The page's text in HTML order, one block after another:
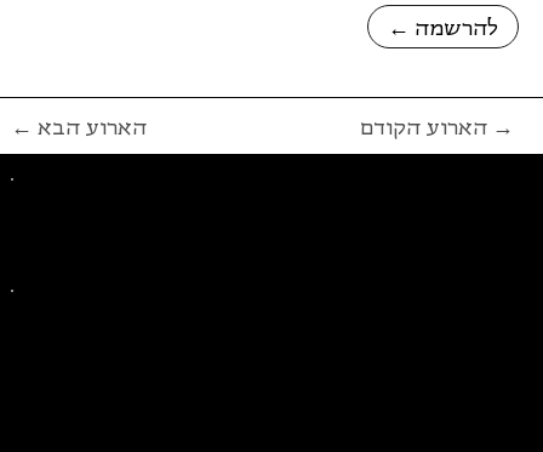
← להרשמה
← הארוע הבא הארוע הקודם →